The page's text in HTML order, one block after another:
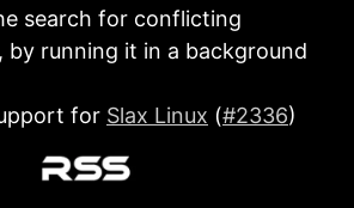
search for conflicting
by running it in a background
for Slax Linux (#2336)